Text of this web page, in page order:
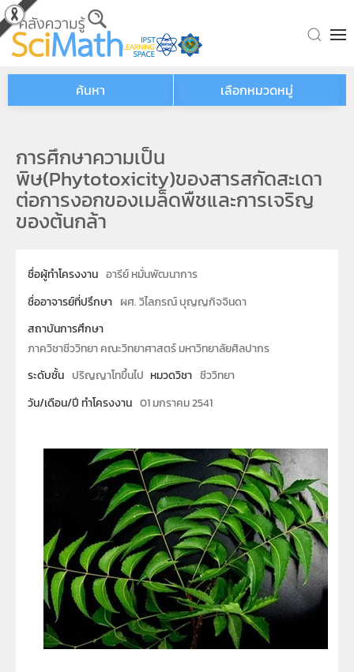
Skip to main content
ค้นหา เลือกหมวดหมู่
การศึกษาความเป็น
พิษ(Phytotoxicity)ของสารสกัดสะเดา
ต่อการงอกของเมล็ดพืชและการเจริญ
ของต้นกล้า
ชื่อผู้ทำโครงงาน อารีย์ หมั่นพัฒนาการ
ชื่ออาจารย์ที่ปรึกษา ผศ. วิไลภรณ์ บุญญกิจจินดา
สถาบันการศึกษา
ภาควิชาชีววิทยา คณะวิทยาศาสตร์ มหาวิทยาลัยศิลปากร
ระดับชั้น ปริญญาโทขึ้นไป หมวดวิชา ชีววิทยา
วัน/เดือน/ปี ทำโครงงาน 01 มกราคม 2541